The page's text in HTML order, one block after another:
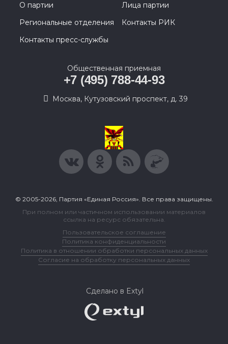
О партии
Лица партии
Региональные отделения
Контакты РИК
Контакты пресс-службы
Общественная приемная
+7 (495) 788-44-93
Москва, Кутузовский проспект, д. 39
© 2005-2026, Партия «Единая Россия». Все права защищены.
При полном или частичном использовании материалов
ссылка на ресурс обязательна.
Пользовательское соглашение
Политика конфиденциальности
Политика в отношении обработки персональных данных
Согласие на обработку персональных данных
Сделано в Extyl